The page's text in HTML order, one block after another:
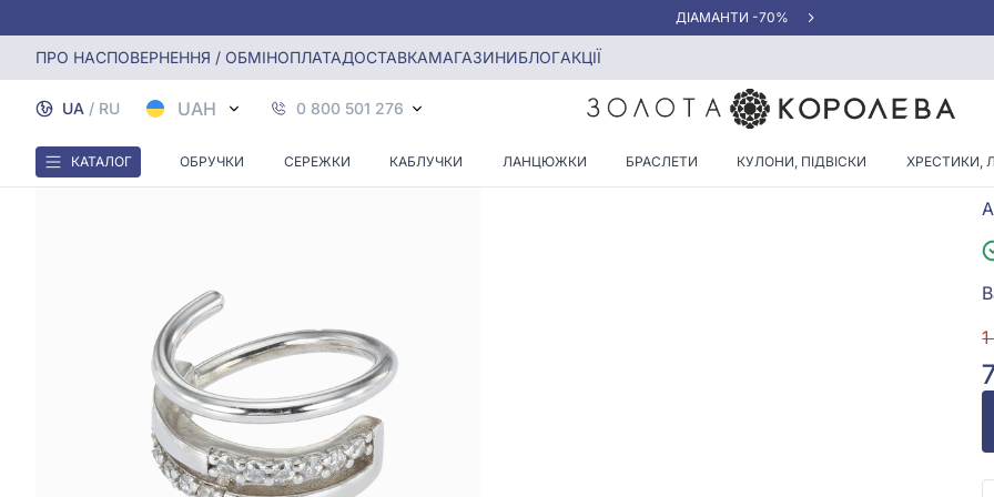
-10% ЗНИЖКА НА ОБРУЧКИ
ПРО НАСПОВЕРНЕННЯ / ОБМІНОПЛАТАДОСТАВКАМАГАЗИНИБЛОГАКЦІЇ
UA / RU UAH 0 800 501 276
КАТАЛОГ ОБРУЧКИ СЕРЕЖКИ КАБЛУЧКИ ЛАНЦЮЖКИ БРАСЛЕТИ КУЛОНИ, ПІДВІСКИ ХРЕСТИКИ,
Головна Моносережка-кафа зі срібла 925° з фіанітом/куб.цирконієм, арт. 3657.1